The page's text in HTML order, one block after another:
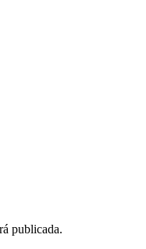
publicada.